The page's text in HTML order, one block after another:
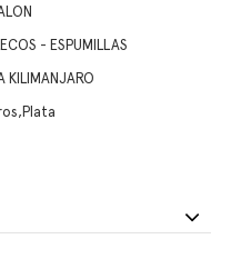
- ESPUMILLAS
KILIMANJARO